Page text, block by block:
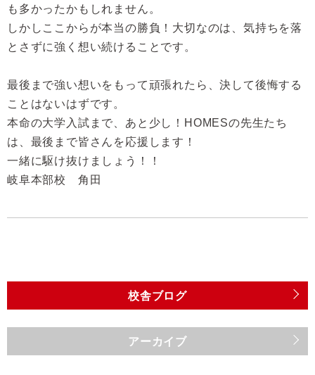
も多かったかもしれません。
しかしここからが本当の勝負！大切なのは、気持ちを落
とさずに強く想い続けることです。
最後まで強い想いをもって頑張れたら、決して後悔する
ことはないはずです。
本命の大学入試まで、あと少し！ HOMESの先生たち
は、最後まで皆さんを応援します！
一緒に駆け抜けましょう！！
岐阜本部校 角田
校舎ブログ
アーカイブ